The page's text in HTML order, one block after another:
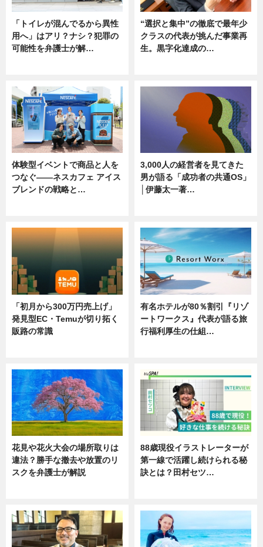
「トイレが混んでるから異性
用へ」はアリ？ナシ？犯罪の
可能性を弁護士が解…
“選択と集中”の徹底で最年少
クラスの代表が挑んだ事業再
生。黒字化達成の…
体験型イベントで商品と人を
つなぐ――ネスカフェ アイス
ブレンドの戦略と…
3,000人の経営者を見てきた
男が語る「成功者の共通OS」
│伊藤太一著…
「初月から300万円売上げ」
発見型EC・Temuが切り拓く
販路の常識
有名ホテルが80％割引『リゾ
ートワークス』代表が語る旅
行福利厚生の仕組…
花見や花火大会の場所取りは
違法？勝手な撤去や放置のリ
スクを弁護士が解説
88歳現役イラストレーターが
第一線で活躍し続けられる秘
訣とは？田村セツ…